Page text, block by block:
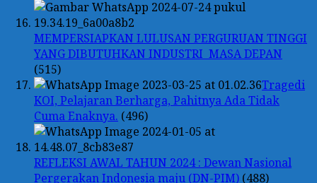
MEMPERSIAPKAN LULUSAN PERGURUAN TINGGI
YANG DIBUTUHKAN INDUSTRI MASA DEPAN
(515)
Tragedi
KOI, Pelajaran Berharga, Pahitnya Ada Tidak
Cuma Enaknya. (496)
REFLEKSI AWAL TAHUN 2024 : Dewan Nasional
Pergerakan Indonesia maju (DN-PIM) (488)